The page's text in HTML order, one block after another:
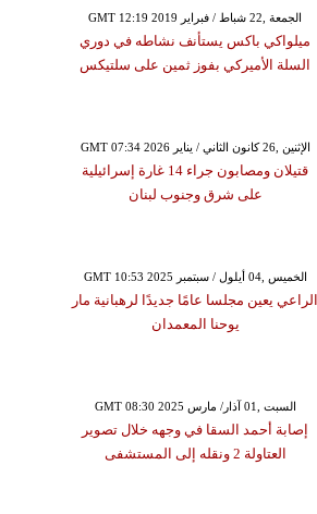
GMT 12:19 2019 الجمعة ,22 شباط / فبراير
ميلواكي باكس يستأنف نشاطه في دوري
السلة الأميركي بفوز ثمين على سلتيكس
GMT 07:34 2026 الإثنين ,26 كانون الثاني / يناير
قتيلان ومصابون جراء 14 غارة إسرائيلية
على شرق وجنوب لبنان
GMT 10:53 2025 الخميس ,04 أيلول / سبتمبر
الراعي يعين مجلسا عامًا جديدًا لرهبانية مار
يوحنا المعمدان
GMT 08:30 2025 السبت ,01 آذار/ مارس
إصابة أحمد السقا في وجهه خلال تصوير
العتاولة 2 ونقله إلى المستشفى